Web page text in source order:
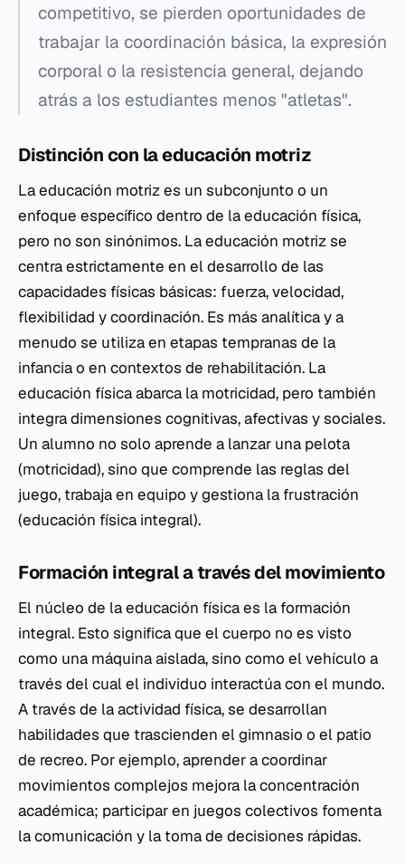
competitivo, se pierden oportunidades de
trabajar la coordinación básica, la expresión
corporal o la resistencia general, dejando
atrás a los estudiantes menos "atletas".
Distinción con la educación motriz
La educación motriz es un subconjunto o un
enfoque específico dentro de la educación física,
pero no son sinónimos. La educación motriz se
centra estrictamente en el desarrollo de las
capacidades físicas básicas: fuerza, velocidad,
flexibilidad y coordinación. Es más analítica y a
menudo se utiliza en etapas tempranas de la
infancia o en contextos de rehabilitación. La
educación física abarca la motricidad, pero también
integra dimensiones cognitivas, afectivas y sociales.
Un alumno no solo aprende a lanzar una pelota
(motricidad), sino que comprende las reglas del
juego, trabaja en equipo y gestiona la frustración
(educación física integral).
Formación integral a través del movimiento
El núcleo de la educación física es la formación
integral. Esto significa que el cuerpo no es visto
como una máquina aislada, sino como el vehículo a
través del cual el individuo interactúa con el mundo.
A través de la actividad física, se desarrollan
habilidades que trascienden el gimnasio o el patio
de recreo. Por ejemplo, aprender a coordinar
movimientos complejos mejora la concentración
académica; participar en juegos colectivos fomenta
la comunicación y la toma de decisiones rápidas.